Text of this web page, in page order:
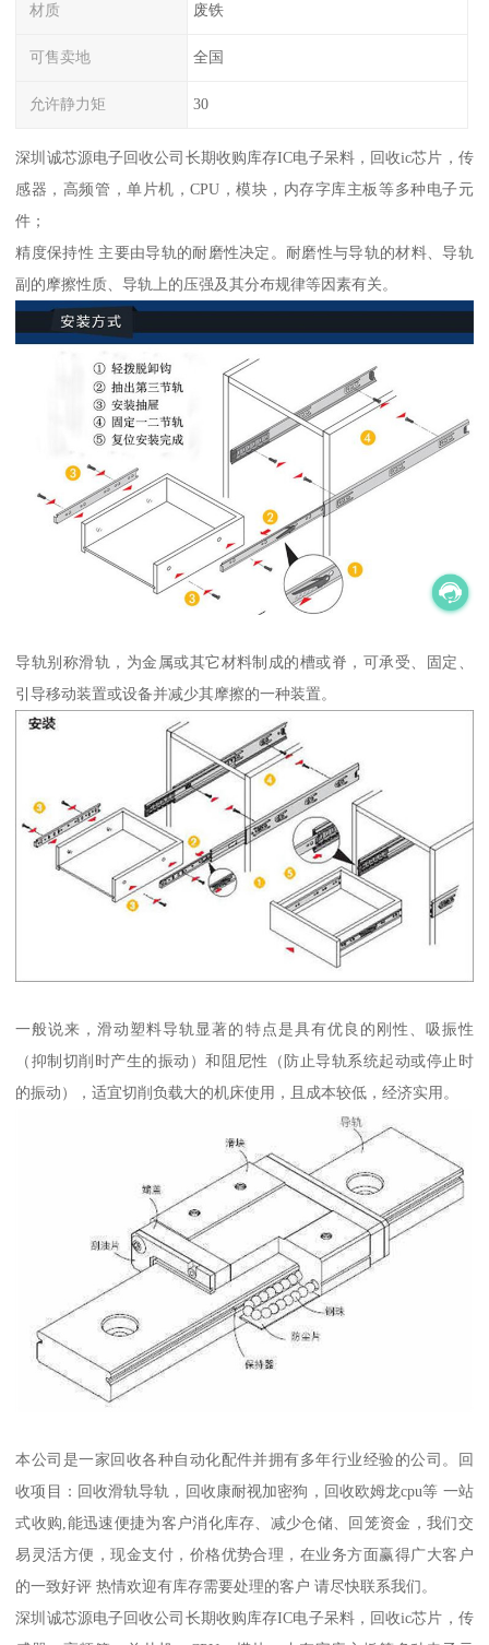
材质 废铁
可售卖地 全国
允许静力矩 30
深圳诚芯源电子回收公司长期收购库存IC电子呆料，回收ic芯片，传
感器，高频管，单片机，CPU，模块，内存字库主板等多种电子元
件；
精度保持性 主要由导轨的耐磨性决定。耐磨性与导轨的材料、导轨
副的摩擦性质、导轨上的压强及其分布规律等因素有关。
导轨别称滑轨，为金属或其它材料制成的槽或脊，可承受、固定、
引导移动装置或设备并减少其摩擦的一种装置。
一般说来，滑动塑料导轨显著的特点是具有优良的刚性、吸振性
（抑制切削时产生的振动）和阻尼性（防止导轨系统起动或停止时
的振动），适宜切削负载大的机床使用，且成本较低，经济实用。
本公司是一家回收各种自动化配件并拥有多年行业经验的公司。回
收项目：回收滑轨导轨，回收康耐视加密狗，回收欧姆龙cpu等 一站
式收购,能迅速便捷为客户消化库存、减少仓储、回笼资金，我们交
易灵活方便，现金支付，价格优势合理，在业务方面赢得广大客户
的一致好评 热情欢迎有库存需要处理的客户 请尽快联系我们。
深圳诚芯源电子回收公司长期收购库存IC电子呆料，回收ic芯片，传